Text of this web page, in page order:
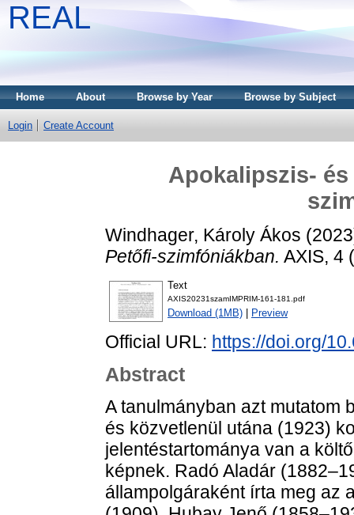
REAL
Home About Browse by Year Browse by Subject
Login Create Account
Apokalipszis-
Windhager, Károly Ákos
Petőfi-szimfóniákban. AXIS, 4
Text
AXIS20231szamIMPRIM-161-181.pdf
Download (1MB) Preview
Official URL: https://doi.org/
Abstract
A tanulmányban azt mutatom
és közvetlenül utána (1923)
jelentéstartománya van a
képnek. Radó Aladár
állampolgáraként írta meg az